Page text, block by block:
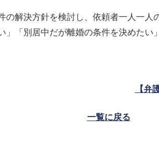
解決方針を検討し、依頼者一人一人
」「別居中だが離婚の条件を決めた
【弁
一覧に戻る